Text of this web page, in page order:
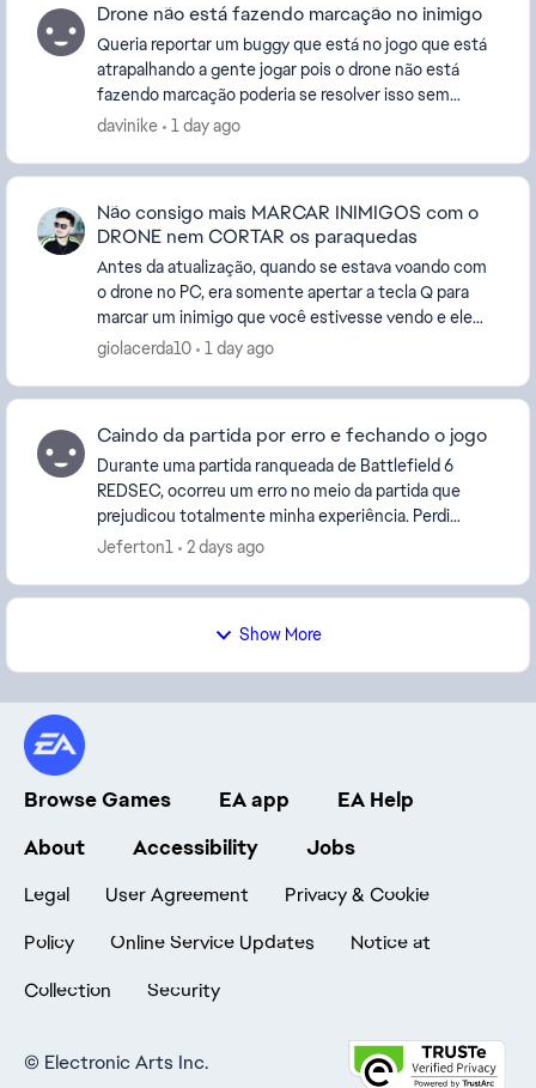
Drone não está fazendo marcação no inimigo
Queria reportar um buggy que está no jogo que está
atrapalhando a gente jogar pois o drone não está
fazendo marcação poderia se resolver isso sem
atualização porque teve uma atualização hoje nesta
davinike 1 day ago
Não consigo mais MARCAR INIMIGOS com o
DRONE nem CORTAR os paraquedas
Antes da atualização, quando se estava voando com
o drone no PC, era somente apertar a tecla Q para
marcar um inimigo que você estivesse vendo e ele
era marcado, com o ícone laranja. Agora não funcio...
giolacerda10 1 day ago
Caindo da partida por erro e fechando o jogo
Durante uma partida ranqueada de Battlefield 6
REDSEC, ocorreu um erro no meio da partida que
prejudicou totalmente minha experiência. Perdi
progresso e fui afetado isso está acontecendo a cada
Jeferton1 2 days ago
Show More
Browse Games EA app
EA Help
About
Accessibility Jobs
Legal User Agreement
Privacy & Cookie
Policy
Online Service Updates
Notice at
Collection
Security
© Electronic Arts Inc.